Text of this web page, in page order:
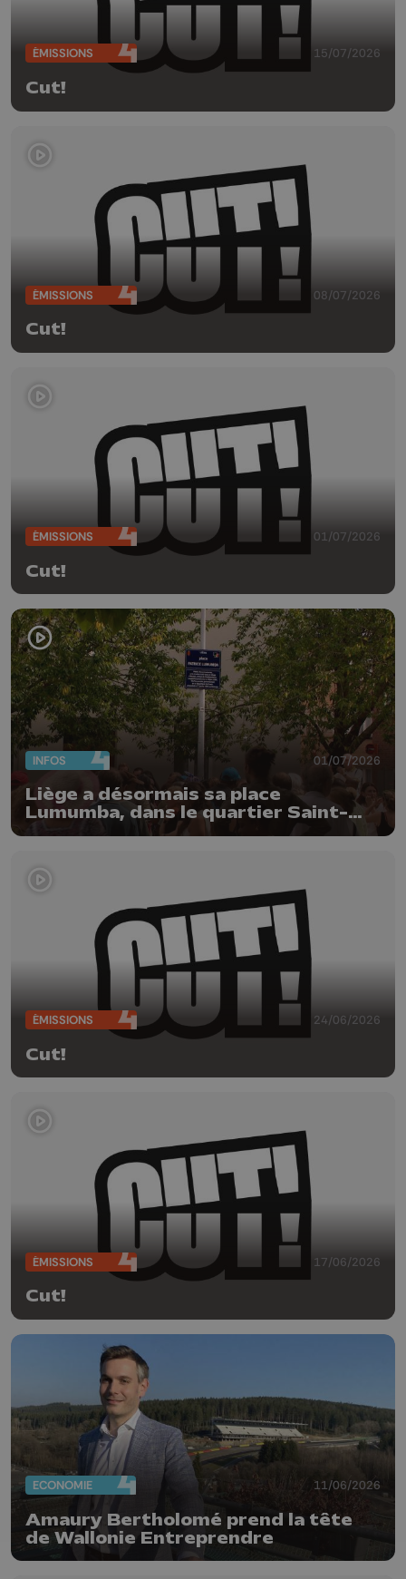
ÉMISSIONS 15/07/2026
Cut!
ÉMISSIONS 08/07/2026
Cut!
ÉMISSIONS 01/07/2026
Cut!
INFOS 01/07/2026
Liège a désormais sa place
Lumumba, dans le quartier Saint-
ÉMISSIONS 24/06/2026
Cut!
ÉMISSIONS 17/06/2026
Cut!
ECONOMIE 11/06/2026
Amaury Bertholomé prend la tête
de Wallonie Entreprendre